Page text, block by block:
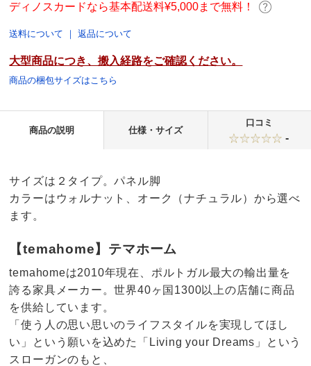
ディノスカードなら基本配送料¥5,000まで無料！
送料について ｜返品について
大型商品につき、搬入経路をご確認ください。
商品の梱包サイズはこちら
商品の説明 仕様・サイズ
口コミ
-
サイズは２タイプ。パネル脚
カラーはウォルナット、オーク（ナチュラル）から選べ
ます。
【temahome】テマホーム
temahomeは2010年現在、ポルトガル最大の輸出量を
誇る家具メーカー。世界40ヶ国1300以上の店舗に商品
を供給しています。
「使う人の思い思いのライフスタイルを実現してほし
い」という願いを込めた「Living your Dreams」という
スローガンのもと、